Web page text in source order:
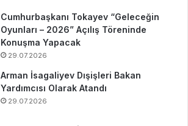
Cumhurbaşkanı Tokayev “Geleceğin
Oyunları – 2026” Açılış Töreninde
Konuşma Yapacak
29.07.2026
Arman İsagaliyev Dışişleri Bakan
Yardımcısı Olarak Atandı
29.07.2026